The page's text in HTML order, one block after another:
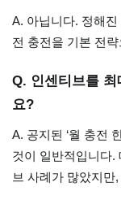
A. 아닙니다. 정해
전 충전을 기본 전
Q. 인센티브를
요?
A. 공지된 ‘월 충전
것이 일반적입니다.
브 사례가 많았지만